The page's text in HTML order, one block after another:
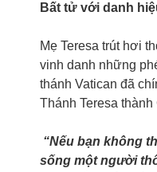
Bất tử với danh
Mẹ Teresa trút hơi
vinh danh những
thánh Vatican đã
Thánh Teresa thành
“Nếu bạn không
sống một người